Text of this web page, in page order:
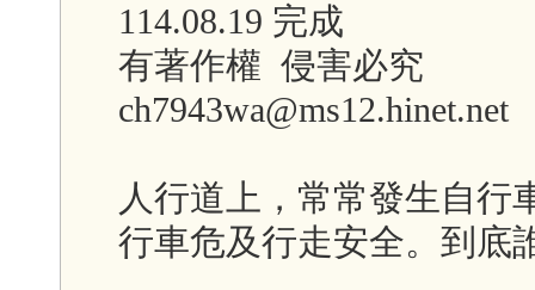
114.08.19 完成
有著作權 侵害必究
ch7943wa@ms12.hinet.net
人行道上，常常發生自行
行車危及行走安全。到底